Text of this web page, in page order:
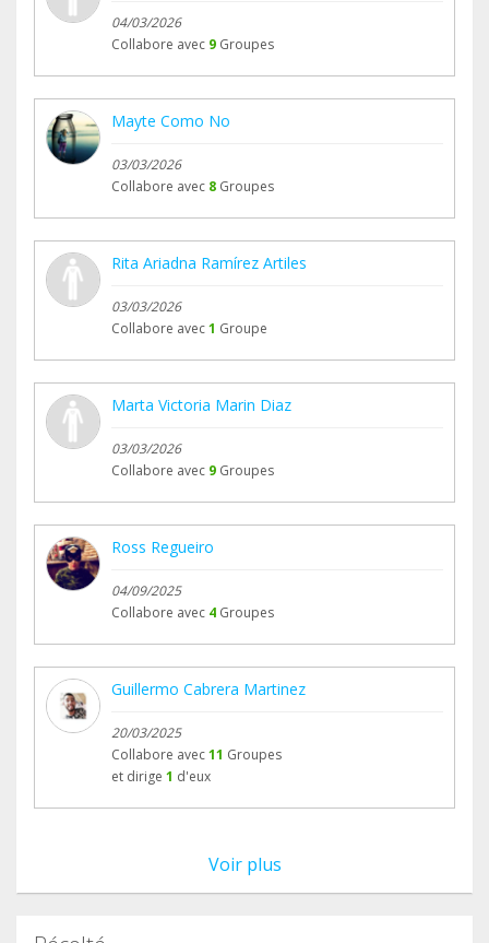
04/03/2026
Collabore avec 9 Groupes
Mayte Como No
03/03/2026
Collabore avec 8 Groupes
Rita Ariadna Ramírez Artiles
03/03/2026
Collabore avec1 Groupe
Marta Victoria Marin Diaz
03/03/2026
Collabore avec 9 Groupes
Ross Regueiro
04/09/2025
Collabore avec 4 Groupes
Guillermo Cabrera Martinez
20/03/2025
Collabore avec11 Groupes
et dirige 1 d'eux
Voir plus